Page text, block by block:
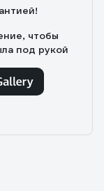
чтобы
под рукой